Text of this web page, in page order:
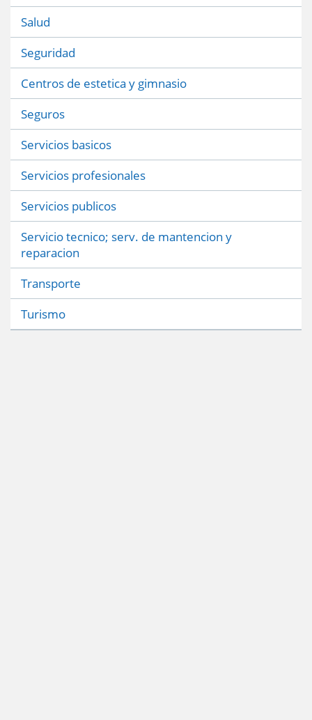
Salud
Seguridad
Centros de estetica y gimnasio
Seguros
Servicios basicos
Servicios profesionales
Servicios publicos
Servicio tecnico; serv. de mantencion y
reparacion
Transporte
Turismo